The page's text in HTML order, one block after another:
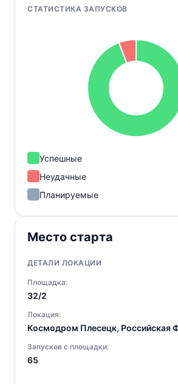
СТАТИСТИКА ЗАПУСКОВ
Успешные
Неудачные
Планируемые
Место старта
ДЕТАЛИ ЛОКАЦИИ
Площадка:
32/2
Локация:
Космодром Плесецк, Российская
Запусков с площадки:
65